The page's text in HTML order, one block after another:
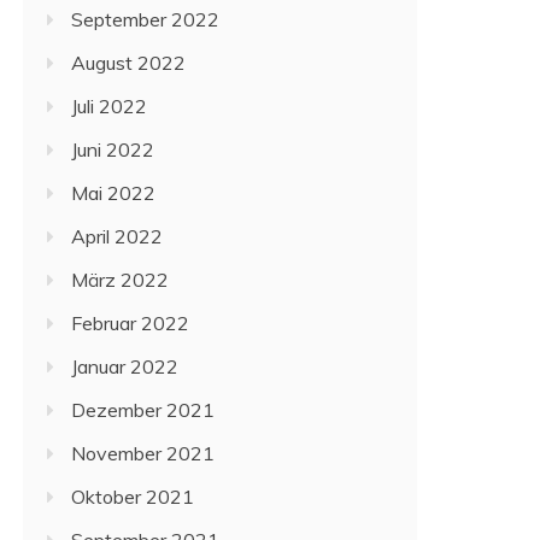
September 2022
August 2022
Juli 2022
Juni 2022
Mai 2022
April 2022
März 2022
Februar 2022
Januar 2022
Dezember 2021
November 2021
Oktober 2021